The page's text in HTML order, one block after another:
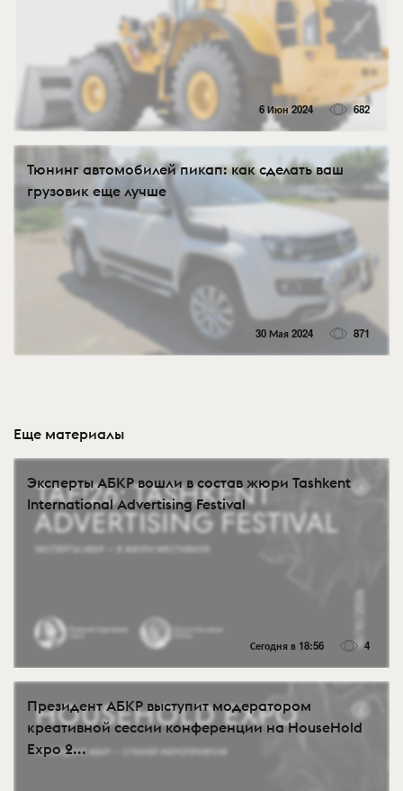
6 Июн 2024 682
Тюнинг автомобилей пикап: как сделать ваш
грузовик еще лучше
30 Мая 2024 871
Еще материалы
Эксперты АБКР вошли в состав жюри Tashkent
International Advertising Festival
Сегодня в 18:56 4
Президент АБКР выступит модератором
креативной сессии конференции на HouseHold
Expo 2...